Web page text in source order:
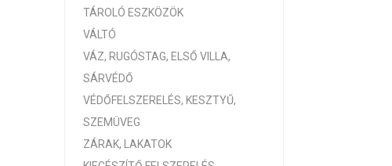
TÁROLÓ ESZKÖZÖK
VÁLTÓ
VÁZ, RUGÓSTAG, ELSŐ VILLA,
SÁRVÉDŐ
VÉDŐFELSZERELÉS, KESZTYŰ,
SZEMÜVEG
ZÁRAK, LAKATOK